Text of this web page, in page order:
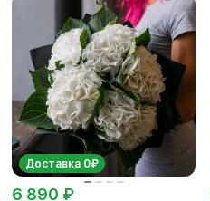
Доставка 0₽
6 890 ₽